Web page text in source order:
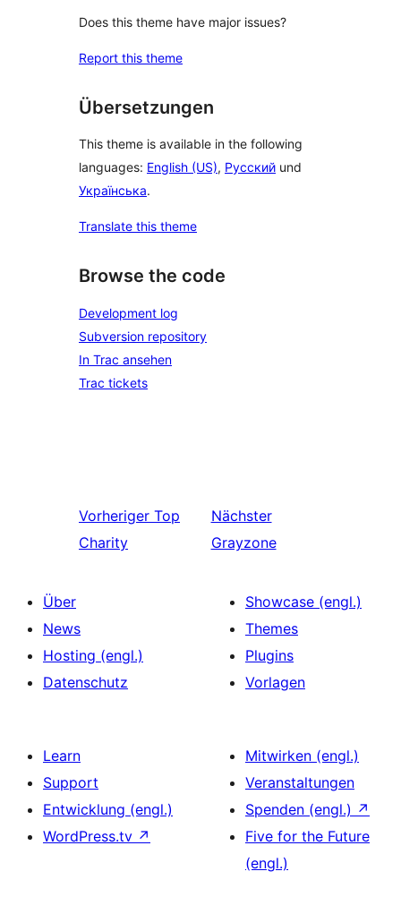
Does this theme have major issues?
Report this theme
Übersetzungen
This theme is available in the following
languages: English (US), Русский und
Українська.
Translate this theme
Browse the code
Development log
Subversion repository
In Trac ansehen
Trac tickets
Vorheriger Top
Charity
Nächster
Grayzone
Über
News
Hosting (engl.)
Datenschutz
Showcase (engl.)
Themes
Plugins
Vorlagen
Learn
Support
Entwicklung (engl.)
WordPress.tv ↗
Mitwirken (engl.)
Veranstaltungen
Spenden (engl.) ↗
Five for the Future
(engl.)